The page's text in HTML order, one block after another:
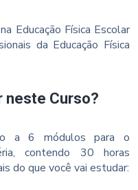
Educação Física Escolar
da Educação Física
neste Curso?
a 6 módulos para o
contendo 30 horas
do que você vai estudar: